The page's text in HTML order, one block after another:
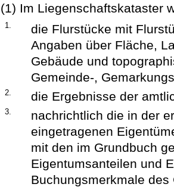
(1) Im Liegenschaftskataster
1.
die Flurstücke mit
Angaben über Fläche,
Gebäude und
Gemeinde-,
2. die Ergebnisse der
3.
nachrichtlich die in der
eingetragenen
mit den im Grundbuch
Eigentumsanteilen und
Buchungsmerkmale des